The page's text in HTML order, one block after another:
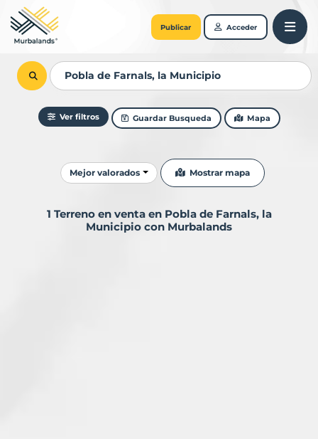
Publicar Acceder
Ver filtros Guardar Busqueda Mapa
Ordenar resultados
Mejor valorados Mostrar mapa
1 Terreno en venta en Pobla de Farnals, la
Municipio con Murbalands